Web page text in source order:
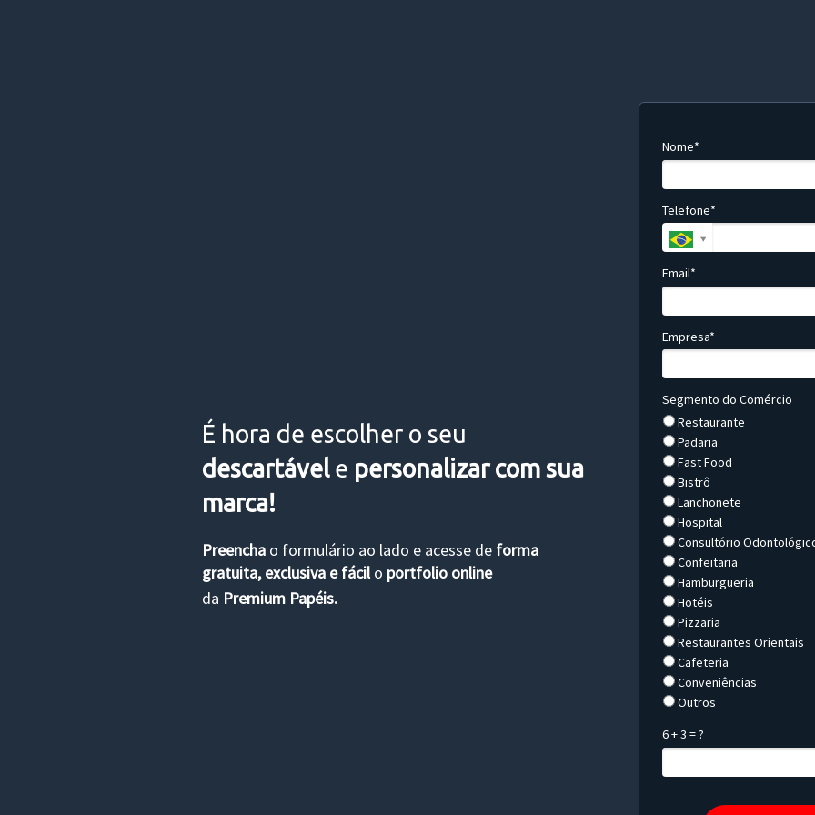
É hora de escolher o seu
descartávele personalizar com sua
marca!
Preencha o formulário ao lado e acesse de forma
gratuita, exclusiva e fácilo portfolio online
da Premium Papéis.
Nome*
Telefone*
Email*
Empresa*
Segmento do Comércio
Restaurante
Padaria
Fast Food
Bistrô
Lanchonete
Hospital
Consultório
Confeitaria
Hamburgueria
Hotéis
Pizzaria
Restaurantes Orientais
Cafeteria
Conveniências
Outros
6 + 3 = ?